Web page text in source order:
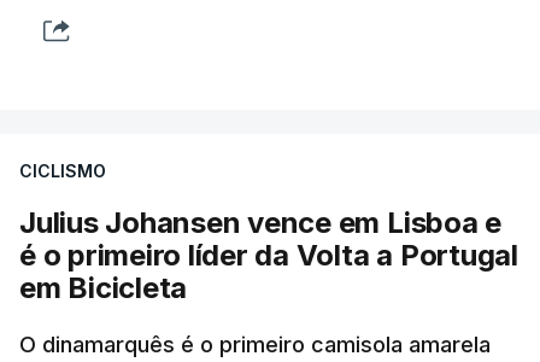
CICLISMO
Julius Johansen vence em Lisboa e
é o primeiro líder da Volta a Portugal
em Bicicleta
O dinamarquês é o primeiro camisola amarela